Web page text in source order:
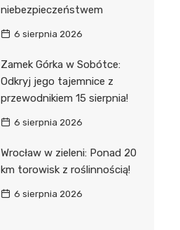
niebezpieczeństwem
6 sierpnia 2026
Zamek Górka w Sobótce:
Odkryj jego tajemnice z
przewodnikiem 15 sierpnia!
6 sierpnia 2026
Wrocław w zieleni: Ponad 20
km torowisk z roślinnością!
6 sierpnia 2026